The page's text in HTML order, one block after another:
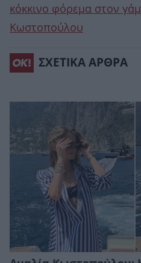
κόκκινο φόρεμα στον
Κωστοπούλου
ΣΧΕΤΙΚΑ ΑΡΘΡΑ